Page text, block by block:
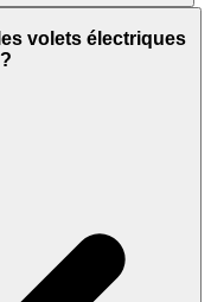
volets électriques